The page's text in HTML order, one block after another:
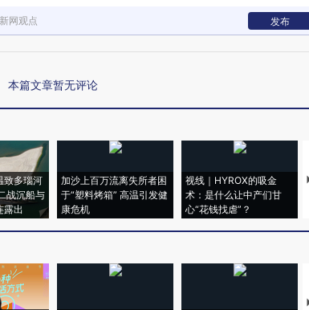
网观点 发布
本篇文章暂无评论
致多瑙河
战沉船与
露出
加沙上百万流离失所者困
于“塑料烤箱” 高温引发健
康危机
视线｜HYROX的吸金
术：是什么让中产们甘
心“花钱找虐”？